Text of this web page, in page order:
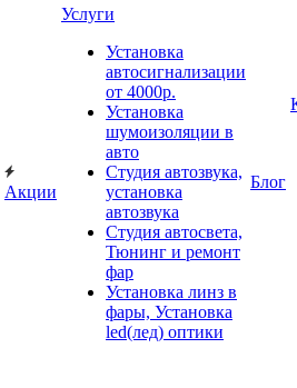
Акции
Услуги
Установка
автосигнализации
от 4000р.
Установка
шумоизоляции в
авто
Студия автозвука,
установка
автозвука
Студия автосвета,
Тюнинг и ремонт
фар
Установка линз в
фары, Установка
led(лед) оптики
Блог